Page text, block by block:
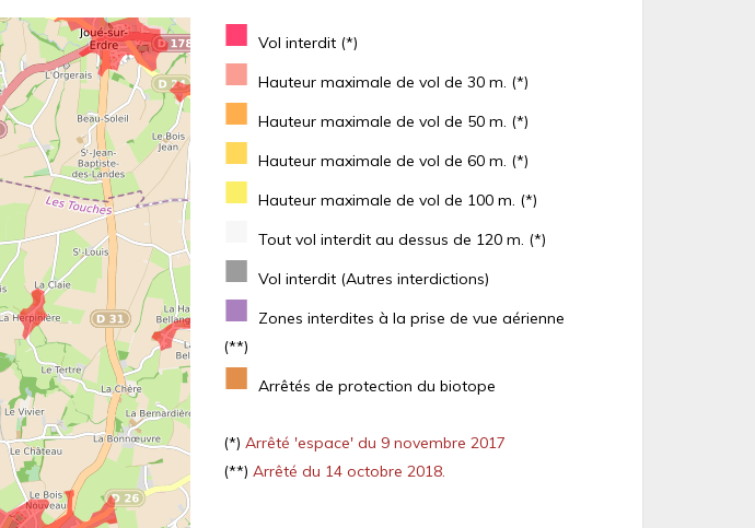
■ Vol interdit (*)
■ Hauteur maximale de vol de 30 m. (*)
■ Hauteur maximale de vol de 50 m. (*)
■ Hauteur maximale de vol de 60 m. (*)
■ Hauteur maximale de vol de 100 m. (*)
Tout vol interdit au dessus de 120 m. (*)
■ Vol interdit (Autres interdictions)
■
Zones interdites à la prise de vue aérienne
(**)
■ Arrêtés de protection du biotope
(*) Arrêté 'espace' du 9 novembre 2017
(**) Arrêté du 14 octobre 2018.